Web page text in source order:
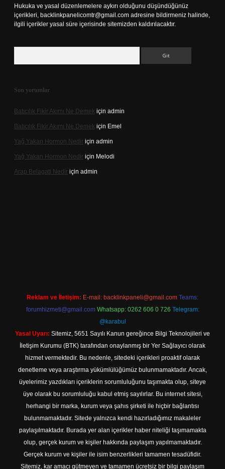
Hukuka ve yasal düzenlemelere aykırı olduğunu düşündüğünüz
içerikleri, backlinkpanelicomtr@gmail.com adresine bildirmeniz halinde,
ilgili içerikler yasal süre içerisinde sitemizden kaldırılacaktır.
Son yorumlar
Batıcılık Fikir Akımı Ne Demek için admin
Batıcılık Fikir Akımı Ne Demek için Emel
Yağ Yakan Hormon Nedir için admin
Yağ Yakan Hormon Nedir için Melodi
Arap Belagati Nedir için admin
Reklam ve İletişim: E-mail: backlinkpaneli@gmail.com Teams:
forumhizmeti@gmail.com Whatsapp: 0262 606 0 726 Telegram:
@karabul
Yasal Uyarı: Sitemiz, 5651 Sayılı Kanun gereğince Bilgi Teknolojileri ve
İletişim Kurumu (BTK) tarafından onaylanmış bir Yer Sağlayıcı olarak
hizmet vermektedir. Bu nedenle, sitedeki içerikleri proaktif olarak
denetleme veya araştırma yükümlülüğümüz bulunmamaktadır. Ancak,
üyelerimiz yazdıkları içeriklerin sorumluluğunu taşımakta olup, siteye
üye olarak bu sorumluluğu kabul etmiş sayılırlar. Bu internet sitesi,
herhangi bir marka, kurum veya şahıs şirketi ile hiçbir bağlantısı
bulunmamaktadır. Sitede yalnızca kendi hazırladığımız makaleler
paylaşılmaktadır. Burada yer alan içerikler haber niteliği taşımamakta
olup, gerçek kurum ve kişiler hakkında paylaşım yapılmamaktadır.
Gerçek kurum ve kişiler ile isim benzerlikleri tamamen tesadüfidir.
Sitemiz, kar amacı gütmeyen ve tamamen ücretsiz bir bilgi paylaşım